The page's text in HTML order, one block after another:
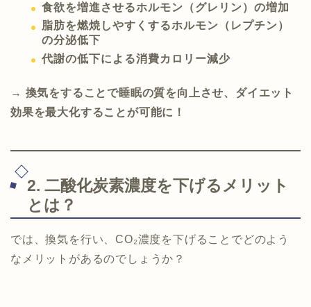
食欲を増進させるホルモン（グレリン）の増加
脂肪を燃焼しやすくするホルモン（レプチン）
の分泌低下
代謝の低下による消費カロリー減少
→ 換気をすることで睡眠の質を向上させ、ダイエット
効果を最大化することが可能に！
2. 二酸化炭素濃度を下げるメリット
とは？
では、換気を行い、CO₂濃度を下げることでどのよう
なメリットがあるのでしょうか？